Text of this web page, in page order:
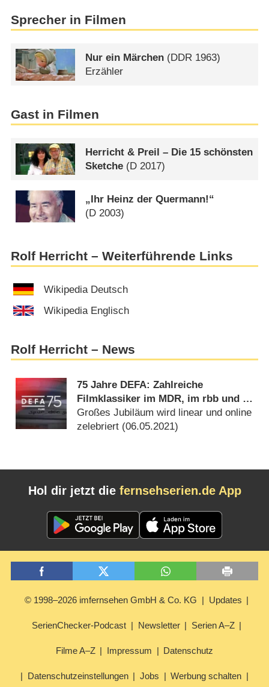
Sprecher in Filmen
Nur ein Märchen (DDR 1963)
Erzähler
Gast in Filmen
Herricht & Preil – Die 15 schönsten
Sketche (D 2017)
„Ihr Heinz der Quermann!“
(D 2003)
Rolf Herricht – Weiterführende Links
Wikipedia Deutsch
Wikipedia Englisch
Rolf Herricht – News
75 Jahre DEFA: Zahlreiche
Filmklassiker im MDR, im rbb und in
der ARD Mediathek
Großes Jubiläum wird linear und online
zelebriert (06.05.2021)
Hol dir jetzt die fernsehserien.de App
© 1998–2026 imfernsehen GmbH & Co. KG Updates
SerienChecker-Podcast Newsletter Serien A–Z
Filme A–Z Impressum Datenschutz
Datenschutzeinstellungen Jobs Werbung schalten